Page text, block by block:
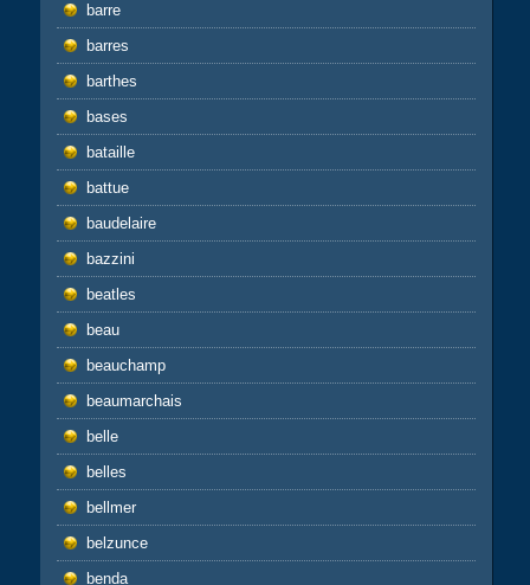
barre
barres
barthes
bases
bataille
battue
baudelaire
bazzini
beatles
beau
beauchamp
beaumarchais
belle
belles
bellmer
belzunce
benda